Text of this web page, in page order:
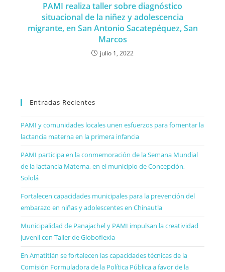
PAMI realiza taller sobre diagnóstico
situacional de la niñez y adolescencia
migrante, en San Antonio Sacatepéquez, San
Marcos
julio 1, 2022
Entradas Recientes
PAMI y comunidades locales unen esfuerzos para fomentar la
lactancia materna en la primera infancia
PAMI participa en la conmemoración de la Semana Mundial
de la lactancia Materna, en el municipio de Concepción,
Sololá
Fortalecen capacidades municipales para la prevención del
embarazo en niñas y adolescentes en Chinautla
Municipalidad de Panajachel y PAMI impulsan la creatividad
juvenil con Taller de Globoflexia
En Amatitlán se fortalecen las capacidades técnicas de la
Comisión Formuladora de la Política Pública a favor de la